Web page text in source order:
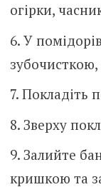
огірки,
У
Покладіть
Зверху
Залийте
кришкою та